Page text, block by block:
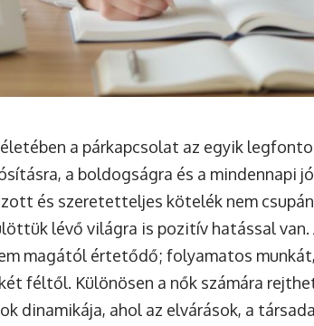
a párkapcsolat az egyik
a boldogságra és a mindennapi
és szeretetteljes kötelék nem
lévő világra is pozitív hatással van.
magától értetődő; folyamatos
féltől. Különösen a nők számára
dinamikája, ahol az elvárások, a